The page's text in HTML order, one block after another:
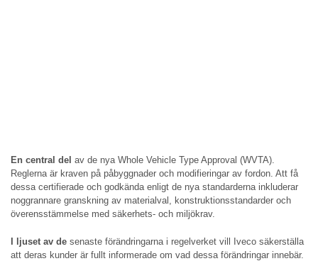
En central del av de nya Whole Vehicle Type Approval (WVTA).
Reglerna är kraven på påbyggnader och modifieringar av fordon. Att få
dessa certifierade och godkända enligt de nya standarderna inkluderar
noggrannare granskning av materialval, konstruktionsstandarder och
överensstämmelse med säkerhets- och miljökrav.
I ljuset av de senaste förändringarna i regelverket vill Iveco säkerställa
att deras kunder är fullt informerade om vad dessa förändringar innebär.